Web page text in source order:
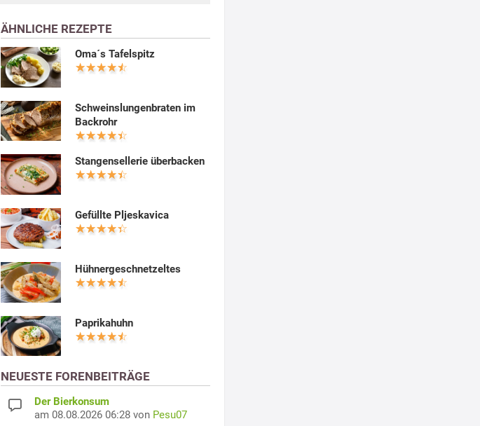
ÄHNLICHE REZEPTE
Oma´s Tafelspitz
Schweinslungenbraten im
Backrohr
Stangensellerie überbacken
Gefüllte Pljeskavica
Hühnergeschnetzeltes
Paprikahuhn
NEUESTE FORENBEITRÄGE
Der Bierkonsum
am 08.08.2026 06:28 von Pesu07